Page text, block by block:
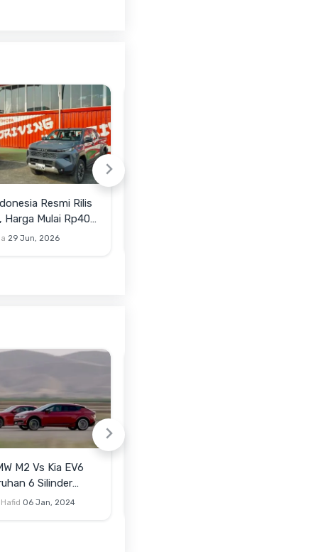
Resmi Rilis
Harga Mulai Rp400
29 Jun, 2026
M2 Vs Kia EV6
6 Silinder
Listrik
06 Jan, 2024